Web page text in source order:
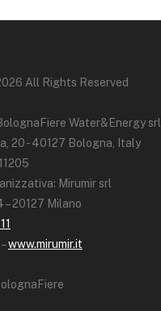
All Rights Reserved
Water&Energy srl
20 - 40127 Bologna, Italy
Mirumir srl
– 20127 Milano
–www.mirumir.it